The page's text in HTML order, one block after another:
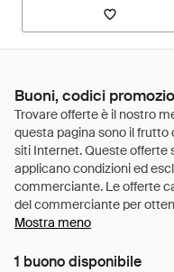
Buoni, codici
Mostra meno
1 buono disponibile